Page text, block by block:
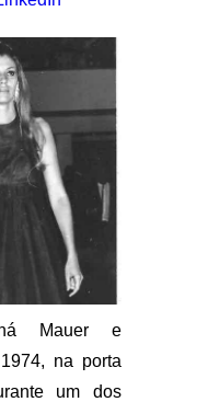
Mauer e
na porta
um dos